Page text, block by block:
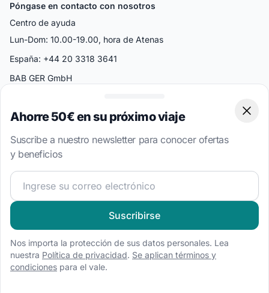
Póngase en contacto con nosotros
Centro de ayuda
Lun-Dom: 10.00-19.00, hora de Atenas
España: +44 20 3318 3641
BAB GER GmbH
Países populares
Croacia
Grecia
Italia
Turquía
Bahamas
Islas Vírgenes Británicas
Ahorre 50€ en su próximo viaje
Suscribe a nuestro newsletter para conocer ofertas
y beneficios
¡Únete a nuestra comunidad náutica y recibe contenido
Suscribirse
Nos importa la protección de sus datos personales. Lea
nuestra Política de privacidad. Se aplican términos y
condiciones para el vale.